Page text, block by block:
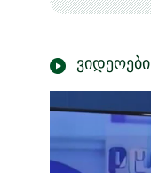
ვიდეოები